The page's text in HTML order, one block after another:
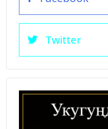
Twitter